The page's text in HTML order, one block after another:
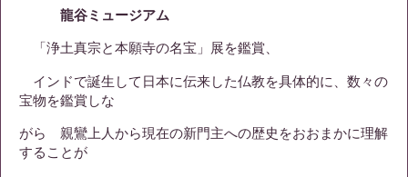
龍谷ミュージアム
「浄土真宗と本願寺の名宝」展を鑑賞、
インドで誕生して日本に伝来した仏教を具体的に、数々の
宝物を鑑賞しな
がら 親鸞上人から現在の新門主への歴史をおおまかに理解
することが